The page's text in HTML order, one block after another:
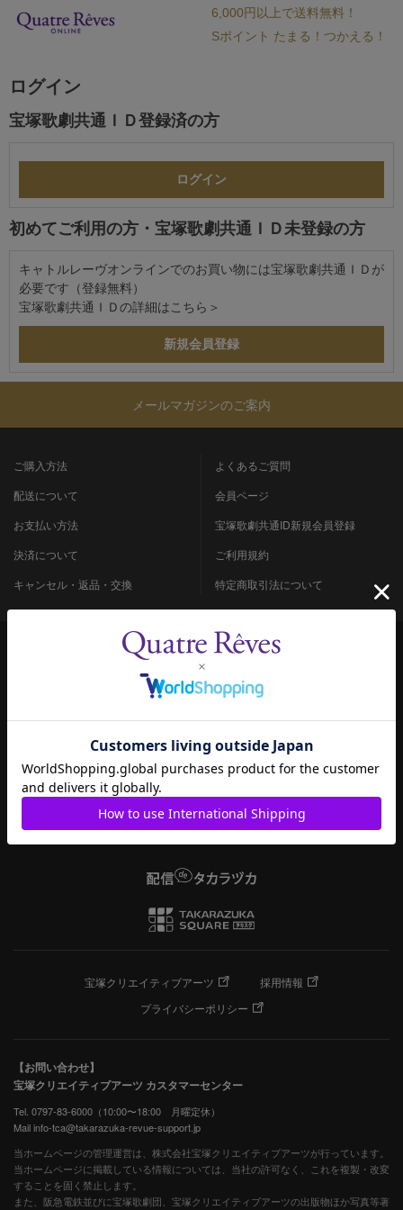
6,000円以上で送料無料！
Sポイント たまる！つかえる！
ログイン
宝塚歌劇共通ＩＤ登録済の方
初めてご利用の方・宝塚歌劇共通ＩＤ未登録の方
キャトルレーヴオンラインでのお買い物には宝塚歌劇共通ＩＤが
必要です（登録無料）
宝塚歌劇共通ＩＤの詳細は こちら＞
メールマガジンのご案内
ご購入方法
配送について
お支払い方法
決済について
キャンセル・返品・交換
よくあるご質問
会員ページ
宝塚歌劇共通ID新規会員登録
ご利用規約
特定商取引法について
宝塚クリエイティブアーツ
採用情報
プライバシーポリシー
【お問い合わせ】
宝塚クリエイティブアーツ カスタマーセンター
Tel. 0797-83-6000（10:00〜18:00 月曜定休）
Mail info-tca@takarazuka-revue-support.jp
当ホームページの管理運営は、株式会社宝塚クリエイティブアーツが行っています。
当ホームページに掲載している情報については、当社の許可なく、これを複製・改変
することを固く禁止します。
また、阪急電鉄並びに宝塚歌劇団、宝塚クリエイティブアーツの出版物ほか写真等著